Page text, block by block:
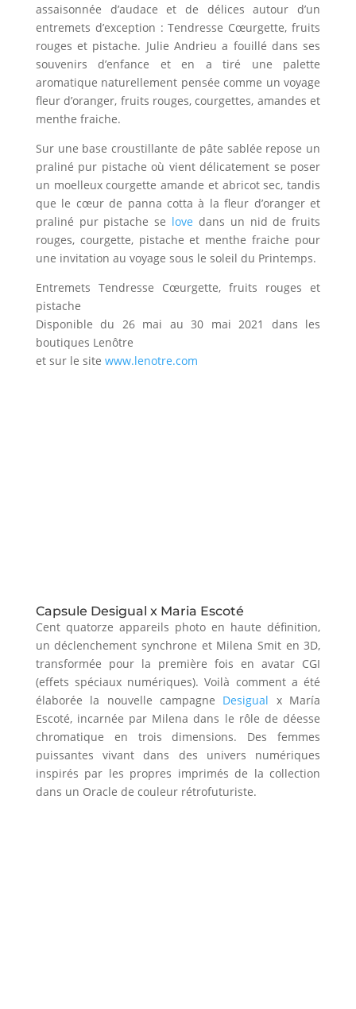
assaisonnée d’audace et de délices autour d’un
entremets d’exception : Tendresse Cœurgette, fruits
rouges et pistache. Julie Andrieu a fouillé dans ses
souvenirs d’enfance et en a tiré une palette
aromatique naturellement pensée comme un voyage
fleur d’oranger, fruits rouges, courgettes, amandes et
menthe fraiche.
Sur une base croustillante de pâte sablée repose un
praliné pur pistache où vient délicatement se poser
un moelleux courgette amande et abricot sec, tandis
que le cœur de panna cotta à la fleur d’oranger et
praliné pur pistache se love dans un nid de fruits
rouges, courgette, pistache et menthe fraiche pour
une invitation au voyage sous le soleil du Printemps.
Entremets Tendresse Cœurgette, fruits rouges et
pistache
Disponible du 26 mai au 30 mai 2021 dans les
boutiques Lenôtre
et sur le site www.lenotre.com
Capsule Desigual x Maria Escoté
Cent quatorze appareils photo en haute définition,
un déclenchement synchrone et Milena Smit en 3D,
transformée pour la première fois en avatar CGI
(effets spéciaux numériques). Voilà comment a été
élaborée la nouvelle campagne Desigual x María
Escoté, incarnée par Milena dans le rôle de déesse
chromatique en trois dimensions. Des femmes
puissantes vivant dans des univers numériques
inspirés par les propres imprimés de la collection
dans un Oracle de couleur rétrofuturiste.